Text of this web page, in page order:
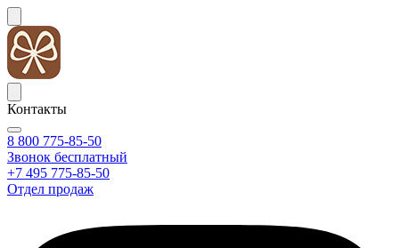
Контакты
8 800 775-85-50
Звонок бесплатный
+7 495 775-85-50
Отдел продаж